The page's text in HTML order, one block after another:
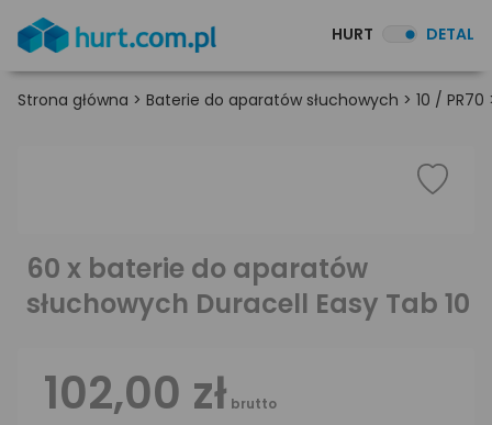
HURT DETAL
Strona główna > Baterie do aparatów słuchowych > 10 / PR70
60 x baterie do aparatów
słuchowych Duracell Easy Tab 10
102,00 zł brutto